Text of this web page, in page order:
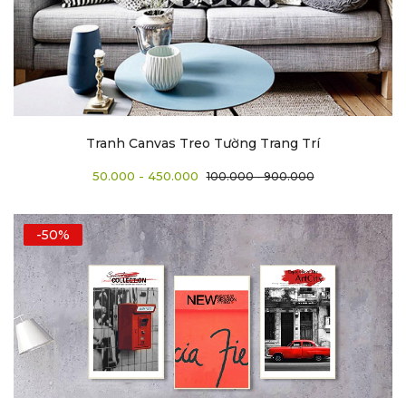
Tranh Canvas Treo Tường Trang Trí
50.000 - 450.000 100.000 - 900.000
-50%